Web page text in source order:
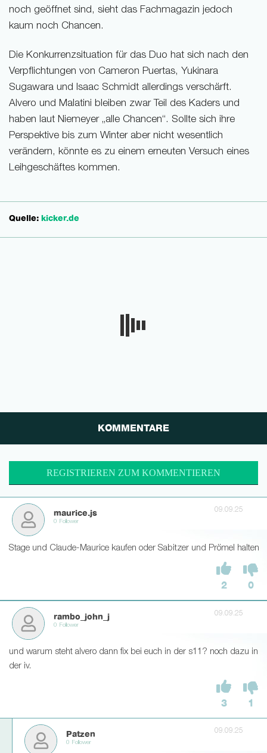
noch geöffnet sind, sieht das Fachmagazin jedoch
kaum noch Chancen.
Die Konkurrenzsituation für das Duo hat sich nach den
Verpflichtungen von Cameron Puertas, Yukinara
Sugawara und Isaac Schmidt allerdings verschärft.
Alvero und Malatini bleiben zwar Teil des Kaders und
haben laut Niemeyer „alle Chancen“. Sollte sich ihre
Perspektive bis zum Winter aber nicht wesentlich
verändern, könnte es zu einem erneuten Versuch eines
Leihgeschäftes kommen.
Quelle: kicker.de
KOMMENTARE
REGISTRIEREN ZUM KOMMENTIEREN
maurice.js
0 Follower
09.09.25
Stage und Claude-Maurice kaufen oder Sabitzer und Prömel halten
2 0
rambo_john_j
0 Follower
09.09.25
und warum steht alvero dann fix bei euch in der s11? noch dazu in
der iv.
3 1
Patzen
0 Follower
09.09.25